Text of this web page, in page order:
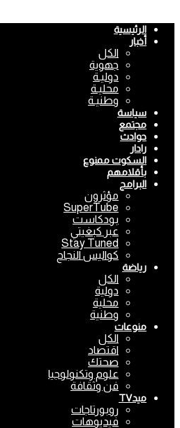
الرئيسية
أخبار
الكل
جهوية
دوليـة
محليـة
وطنيـة
سياسة
مجتمع
حوادث
رادار
السكوت ممنوع
بأقلامهم
البرامج
مؤثرون
SuperTube
بودكاست
عبر كبغيتي
Stay Tuned
كواليس النجاح
رياضة
الكل
دولية
محلية
وطنية
منوعات
الكل
اقتصاد
صحتك
علوم وتكنولوجيا
فن وثقافة
ميدTV
روبورتاجات
فيديوهات